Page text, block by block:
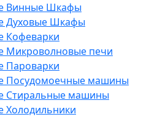
Винные Шкафы
Духовые Шкафы
Кофеварки
Микроволновые печи
Пароварки
Посудомоечные машины
Стиральные машины
Холодильники